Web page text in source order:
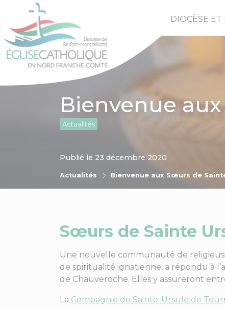
DIOCÈSE ET
Bienvenue
Actualités
Actualités Bienvenue aux Sœurs de
Publié le 23 décembre 2020
Sœurs de Sainte
Une nouvelle communauté de
de spiritualité ignatienne, a répondu à
de Chauveroche. Elles y assureront
La Compagnie de Sainte-Ursule de Tour